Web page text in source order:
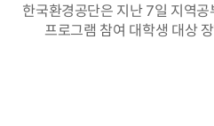
한국환경공단은 지난 7일 지역
프로그램 참여 대학생 대상